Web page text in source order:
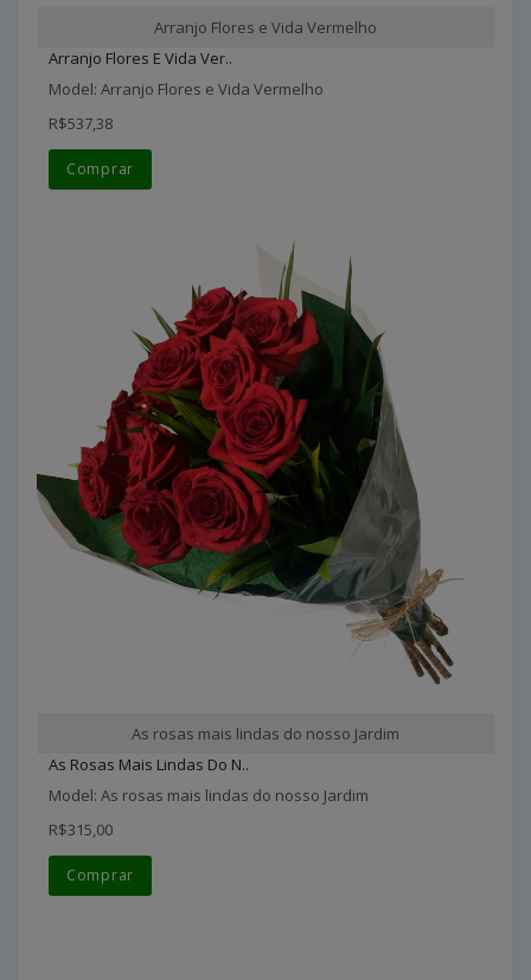
Arranjo Flores e Vida Vermelho
Arranjo Flores E Vida Ver..
Model: Arranjo Flores e Vida Vermelho
R$537,38
Comprar
As rosas mais lindas do nosso Jardim
As Rosas Mais Lindas Do N..
Model: As rosas mais lindas do nosso Jardim
R$315,00
Comprar